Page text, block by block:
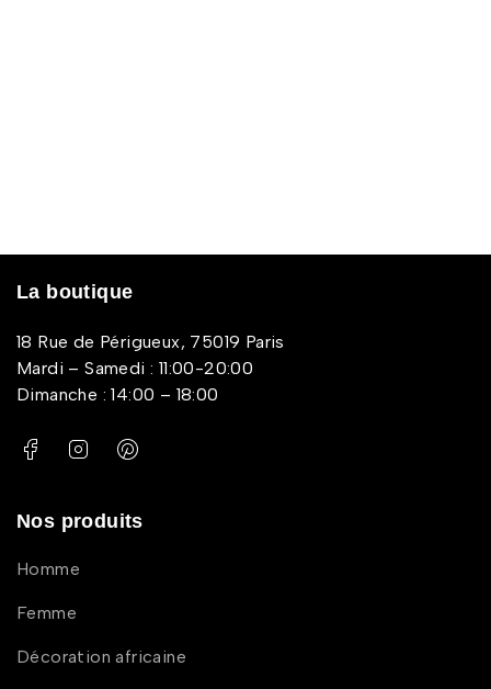
La boutique
18 Rue de Périgueux, 75019 Paris
Mardi – Samedi : 11:00-20:00
Dimanche : 14:00 – 18:00
Nos produits
Homme
Femme
Décoration africaine